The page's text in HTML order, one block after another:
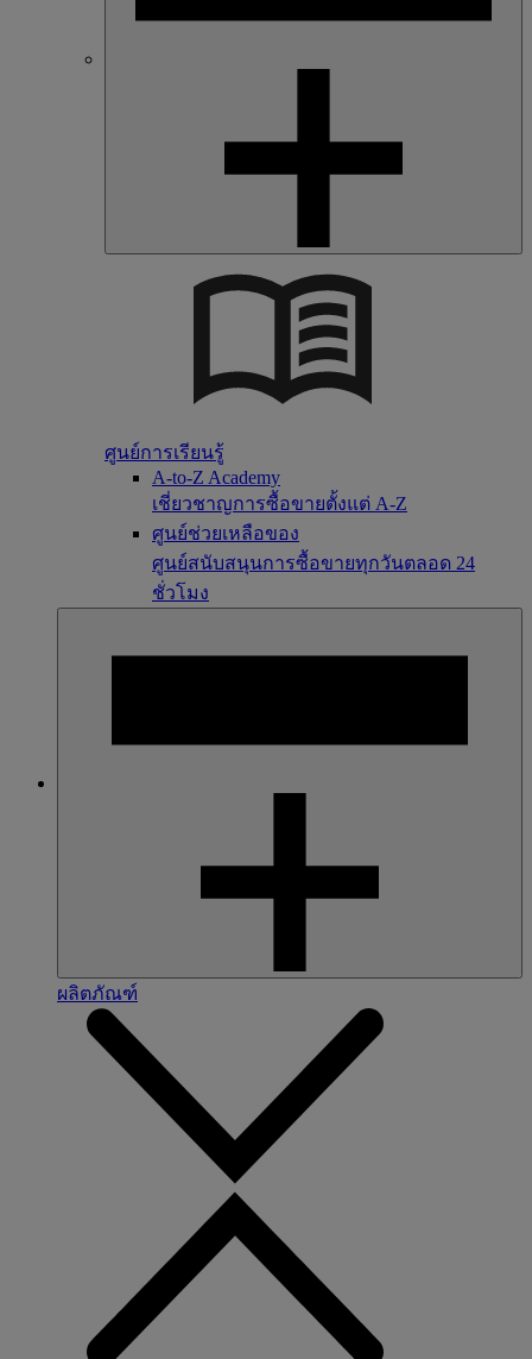
ศูนย์การเรียนรู้
A-to-Z Academy
เชี่ยวชาญการซื้อขายตั้งแต่ A-Z
ศูนย์ช่วยเหลือของ
ศูนย์สนับสนุนการซื้อขายทุกวันตลอด 24
ชั่วโมง
ผลิตภัณฑ์